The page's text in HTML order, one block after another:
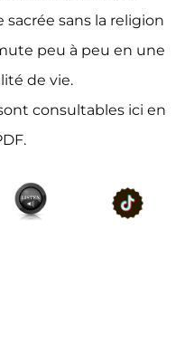
sans la religion
peu à peu en une
de vie.
consultables ici en